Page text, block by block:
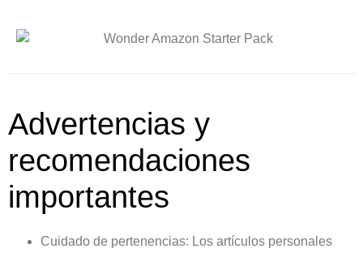
Advertencias y
recomendaciones
importantes
Cuidado de pertenencias: Los artículos personales